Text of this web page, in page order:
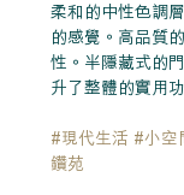
柔和的中性色調
的感覺。高品質
性。半隱藏式的
升了整體的實用功
#現代生活 #小空
鑽苑